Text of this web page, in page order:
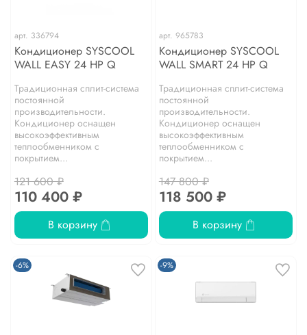
арт. 336794
Кондиционер SYSCOOL
WALL EASY 24 HP Q
Традиционная сплит-система
постоянной
производительности.
Кондиционер оснащен
высокоэффективным
теплообменником с
покрытием...
121 600 ₽
110 400 ₽
В корзину
арт. 965783
Кондиционер SYSCOOL
WALL SMART 24 HP Q
Традиционная сплит-система
постоянной
производительности.
Кондиционер оснащен
высокоэффективным
теплообменником с
покрытием...
147 800 ₽
118 500 ₽
В корзину
-6% -9%